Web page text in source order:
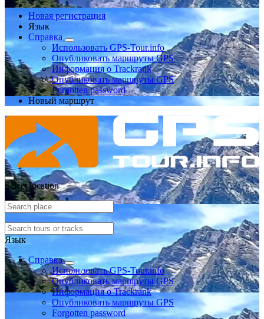
Новая регистрация
Язык
Справка
Использовать GPS-Tour.info
Опубликовать маршруты GPS
Информация о Trackrank
Опубликовать маршруты GPS
Forgotten password
Новый маршрут
Select location
Язык
Справка
Использовать GPS-Tour.info
Опубликовать маршруты GPS
Информация о Trackrank
Опубликовать маршруты GPS
Forgotten password